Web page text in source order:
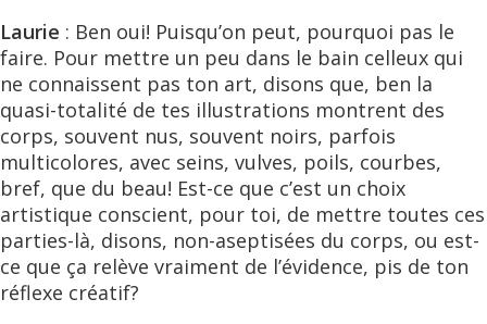
Laurie : Ben oui! Puisqu’on peut, pourquoi pas le
faire. Pour mettre un peu dans le bain celleux qui
ne connaissent pas ton art, disons que, ben la
quasi-totalité de tes illustrations montrent des
corps, souvent nus, souvent noirs, parfois
multicolores, avec seins, vulves, poils, courbes,
bref, que du beau! Est-ce que c’est un choix
artistique conscient, pour toi, de mettre toutes ces
parties-là, disons, non-aseptisées du corps, ou est-
ce que ça relève vraiment de l’évidence, pis de ton
réflexe créatif?